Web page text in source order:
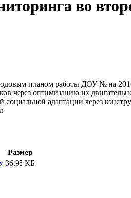
во
планом работы ДОУ № на
через оптимизацию их
адаптации через
Размер
36.95 КБ